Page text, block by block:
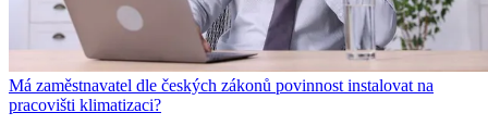
Má zaměstnavatel dle českých zákonů povinnost instalovat na
pracovišti klimatizaci?